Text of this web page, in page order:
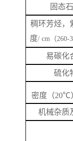
固态
稠环芳烃，
度/ cm（260-
易碳化
硫化
密度（20℃
机械杂质